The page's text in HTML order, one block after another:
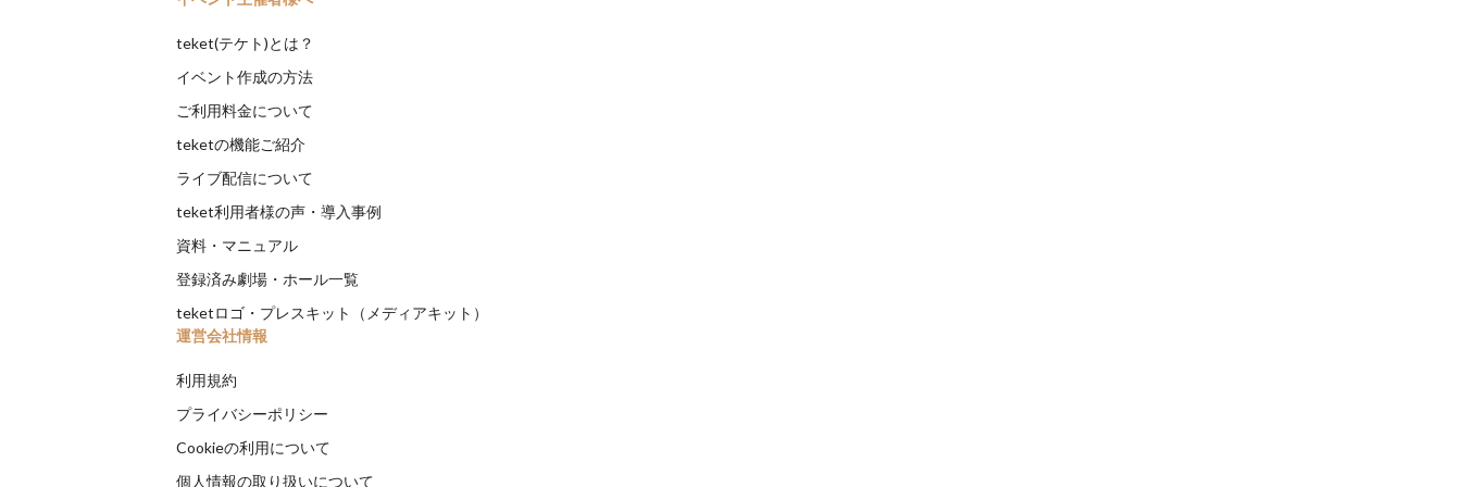
teket(テケト)とは？
イベント作成の方法
ご利用料金について
teketの機能ご紹介
ライブ配信について
teket利用者様の声・導入事例
資料・マニュアル
登録済み劇場・ホール一覧
teketロゴ・プレスキット（メディアキット）
運営会社情報
利用規約
プライバシーポリシー
Cookieの利用について
個人情報の取り扱いについて